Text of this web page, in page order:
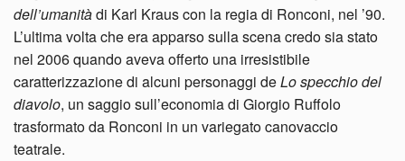
dell’umanitàdi Karl Kraus con la regia di Ronconi, nel ’90.
L’ultima volta che era apparso sulla scena credo sia stato
nel 2006 quando aveva offerto una irresistibile
caratterizzazione di alcuni personaggi deLo specchio del
diavolo, un saggio sull’economia di Giorgio Ruffolo
trasformato da Ronconi in un variegato canovaccio
teatrale.